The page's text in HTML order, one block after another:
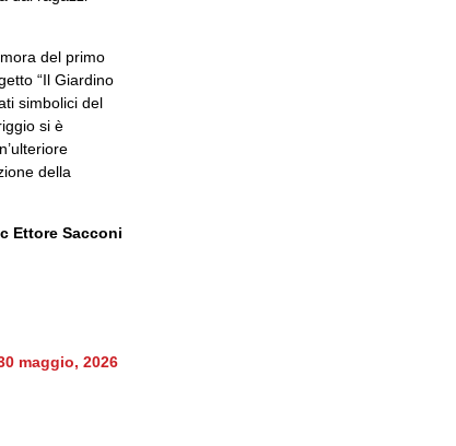
del primo
“Il Giardino
simbolici del
si è
della
Ettore Sacconi
maggio, 2026